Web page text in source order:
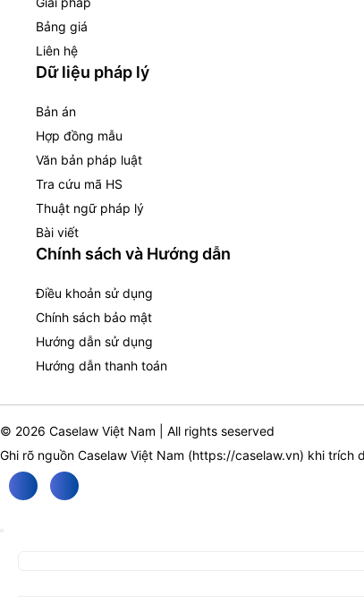
Bảng giá
Liên hệ
Dữ liệu pháp lý
Bản án
Hợp đồng mẫu
Văn bản pháp luật
Tra cứu mã HS
Thuật ngữ pháp lý
Bài viết
Chính sách và Hướng dẫn
Điều khoản sử dụng
Chính sách bảo mật
Hướng dẫn sử dụng
Hướng dẫn thanh toán
© 2026 Caselaw Việt Nam | All rights seserved
Ghi rõ nguồn Caselaw Việt Nam (https://caselaw.vn) khi trích